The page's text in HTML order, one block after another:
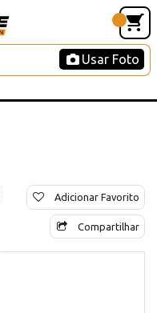
Usar Foto
Adicionar Favorito
Compartilhar